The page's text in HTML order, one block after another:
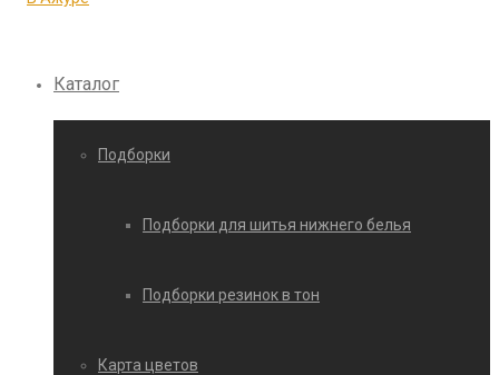
Каталог
Подборки
Подборки для шитья нижнего белья
Подборки резинок в тон
Карта цветов